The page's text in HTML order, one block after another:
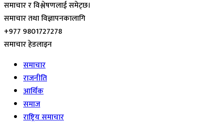
समाचार र विश्लेषणलाई समेट्छ।
समाचार तथा विज्ञापनकालागि
+977 9801727278
समाचार हेडलाइन
समाचार
राजनीति
आर्थिक
समाज
राष्ट्रिय समाचार